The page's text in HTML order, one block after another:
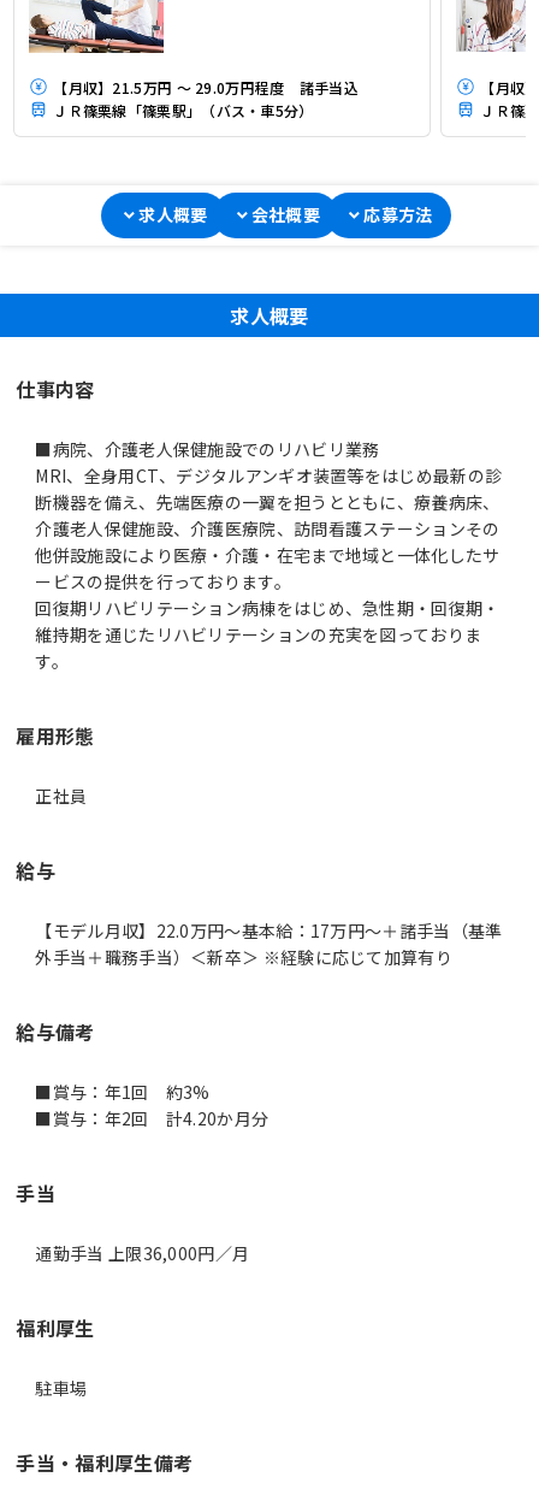
【月収】21.5万円 ～ 29.0万円程度 諸手当込
ＪＲ篠栗線「篠栗駅」（バス・車5分）
【月収
ＪＲ篠
求人概要 会社概要 応募方法
求人概要
仕事内容
■病院、介護老人保健施設でのリハビリ業務
MRI、全身用CT、デジタルアンギオ装置等をはじめ最新の診
断機器を備え、先端医療の一翼を担うとともに、療養病床、
介護老人保健施設、介護医療院、訪問看護ステーションその
他併設施設により医療・介護・在宅まで地域と一体化したサ
ービスの提供を行っております。
回復期リハビリテーション病棟をはじめ、急性期・回復期・
維持期を通じたリハビリテーションの充実を図っておりま
す。
雇用形態
正社員
給与
【モデル月収】22.0万円〜基本給：17万円～＋諸手当（基準
外手当＋職務手当）＜新卒＞ ※経験に応じて加算有り
給与備考
■賞与：年1回 約3%
■賞与：年2回 計4.20か月分
手当
通勤手当 上限36,000円／月
福利厚生
駐車場
手当・福利厚生備考